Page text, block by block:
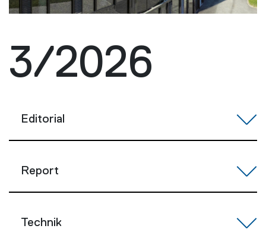
3/2026
Editorial
Report
Technik